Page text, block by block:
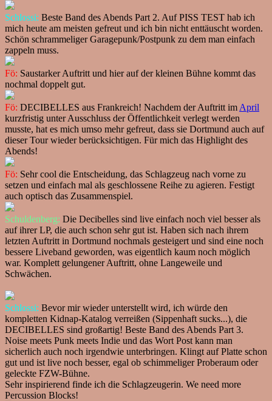
Schlossi: Beste Band des Abends Part 2. Auf PISS TEST hab ich
mich heute am meisten gefreut und ich bin nicht enttäuscht worden.
Schön schrammeliger Garagepunk/Postpunk zu dem man einfach
zappeln muss.
Fö: Saustarker Auftritt und hier auf der kleinen Bühne kommt das
nochmal doppelt gut.
Fö: DECIBELLES aus Frankreich! Nachdem der Auftritt im April
kurzfristig unter Ausschluss der Öffentlichkeit verlegt werden
musste, hat es mich umso mehr gefreut, dass sie Dortmund auch auf
dieser Tour wieder berücksichtigen. Für mich das Highlight des
Abends!
Fö: Sehr cool die Entscheidung, das Schlagzeug nach vorne zu
setzen und einfach mal als geschlossene Reihe zu agieren. Festigt
auch optisch das Zusammenspiel.
Schuldenberg: Die Decibelles sind live einfach noch viel besser als
auf ihrer LP, die auch schon sehr gut ist. Haben sich nach ihrem
letzten Auftritt in Dortmund nochmals gesteigert und sind eine noch
bessere Liveband geworden, was eigentlich kaum noch möglich
war. Komplett gelungener Auftritt, ohne Langeweile und
Schwächen.
Schlossi: Bevor mir wieder unterstellt wird, ich würde den
kompletten Kidnap-Katalog verreißen (Sippenhaft sucks...), die
DECIBELLES sind großartig! Beste Band des Abends Part 3.
Noise meets Punk meets Indie und das Wort Post kann man
sicherlich auch noch irgendwie unterbringen. Klingt auf Platte schon
gut und ist live noch besser, egal ob schimmeliger Proberaum oder
geleckte FZW-Bühne.
Sehr inspirierend finde ich die Schlagzeugerin. We need more
Percussion Blocks!